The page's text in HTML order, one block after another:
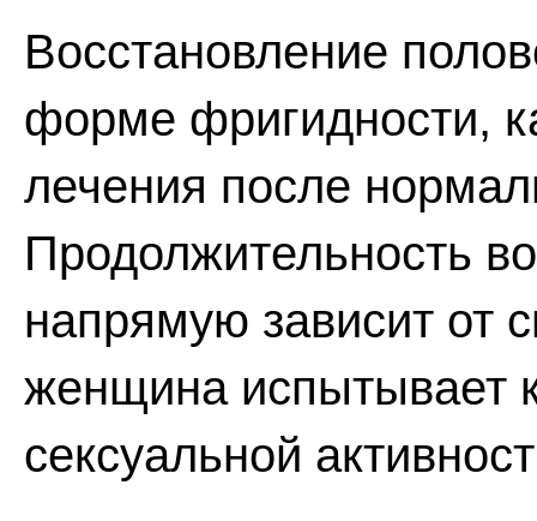
Восстановление
форме фригидности,
лечения после
Продолжительность
напрямую зависит от
женщина испытывает
сексуальной